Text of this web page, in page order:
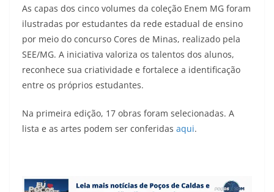
As capas dos cinco volumes da coleção Enem MG foram
ilustradas por estudantes da rede estadual de ensino
por meio do concurso Cores de Minas, realizado pela
SEE/MG. A iniciativa valoriza os talentos dos alunos,
reconhece sua criatividade e fortalece a identificação
entre os próprios estudantes.
Na primeira edição, 17 obras foram selecionadas. A
lista e as artes podem ser conferidas aqui.